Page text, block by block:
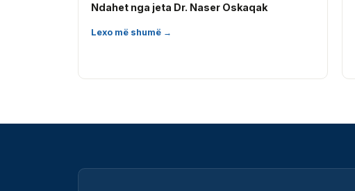
Ndahet nga jeta Dr. Naser Oskaqak
Lexo më shumë →